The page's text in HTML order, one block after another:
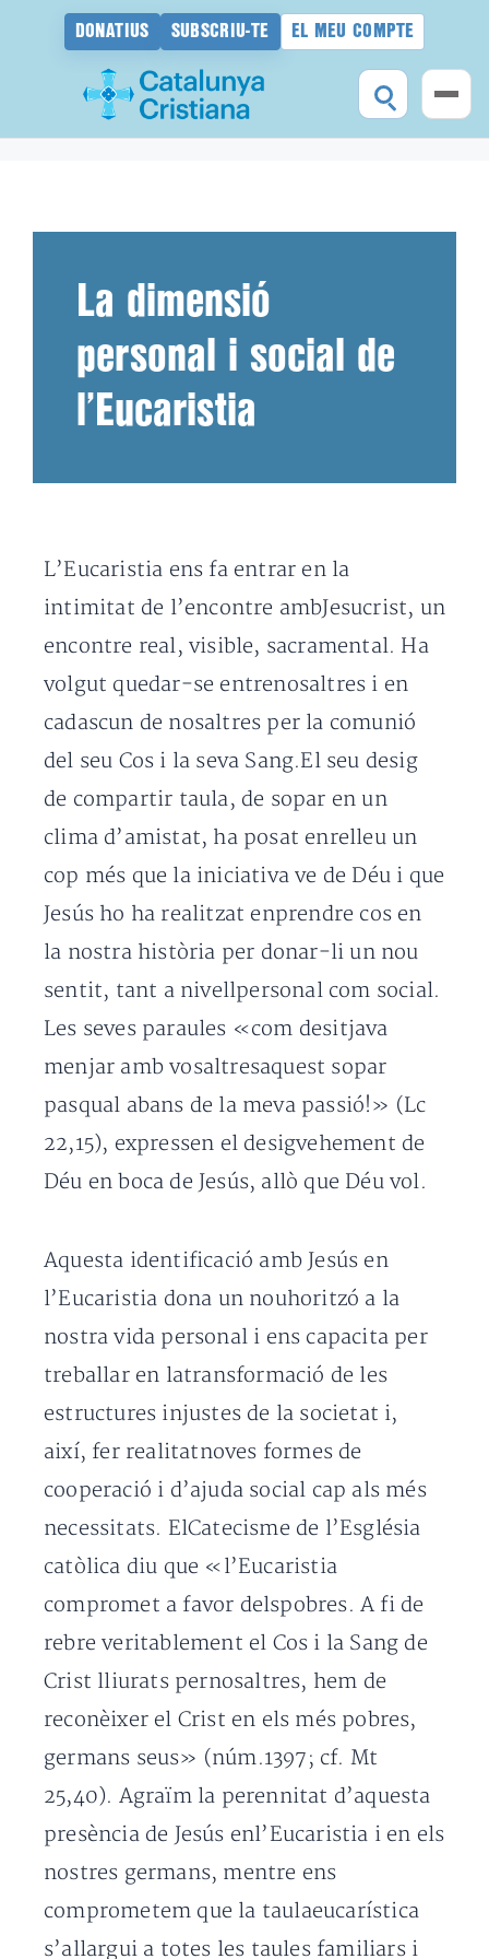
DONATIUS SUBSCRIU-TE EL MEU COMPTE
La dimensió
personal i social de
l’Eucaristia
L’Eucaristia ens fa entrar en la
intimitat de l’encontre ambJesucrist, un
encontre real, visible, sacramental. Ha
volgut quedar-se entrenosaltres i en
cadascun de nosaltres per la comunió
del seu Cos i la seva Sang.El seu desig
de compartir taula, de sopar en un
clima d’amistat, ha posat enrelleu un
cop més que la iniciativa ve de Déu i que
Jesús ho ha realitzat enprendre cos en
la nostra història per donar-li un nou
sentit, tant a nivellpersonal com social.
Les seves paraules «com desitjava
menjar amb vosaltresaquest sopar
pasqual abans de la meva passió!» (Lc
22,15), expressen el desigvehement de
Déu en boca de Jesús, allò que Déu vol.
Aquesta identificació amb Jesús en
l’Eucaristia dona un nouhoritzó a la
nostra vida personal i ens capacita per
treballar en latransformació de les
estructures injustes de la societat i,
així, fer realitatnoves formes de
cooperació i d’ajuda social cap als més
necessitats. ElCatecisme de l’Església
catòlica diu que «l’Eucaristia
compromet a favor delspobres. A fi de
rebre veritablement el Cos i la Sang de
Crist lliurats pernosaltres, hem de
reconèixer el Crist en els més pobres,
germans seus» (núm.1397; cf. Mt
25,40). Agraïm la perennitat d’aquesta
presència de Jesús enl’Eucaristia i en els
nostres germans, mentre ens
comprometem que la taulaeucarística
s’allargui a totes les taules familiars i